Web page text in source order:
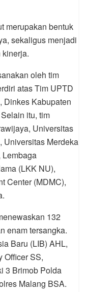
merupakan bentuk
sekaligus menjadi
oleh tim
atas Tim UPTD
Dinkes Kabupaten
itu, tim
Universitas
Universitas Merdeka
Lembaga
(LKK NU),
Center (MDMC),
132
enam tersangka.
Baru (LIB) AHL,
Officer SS,
3 Brimob Polda
Malang BSA.